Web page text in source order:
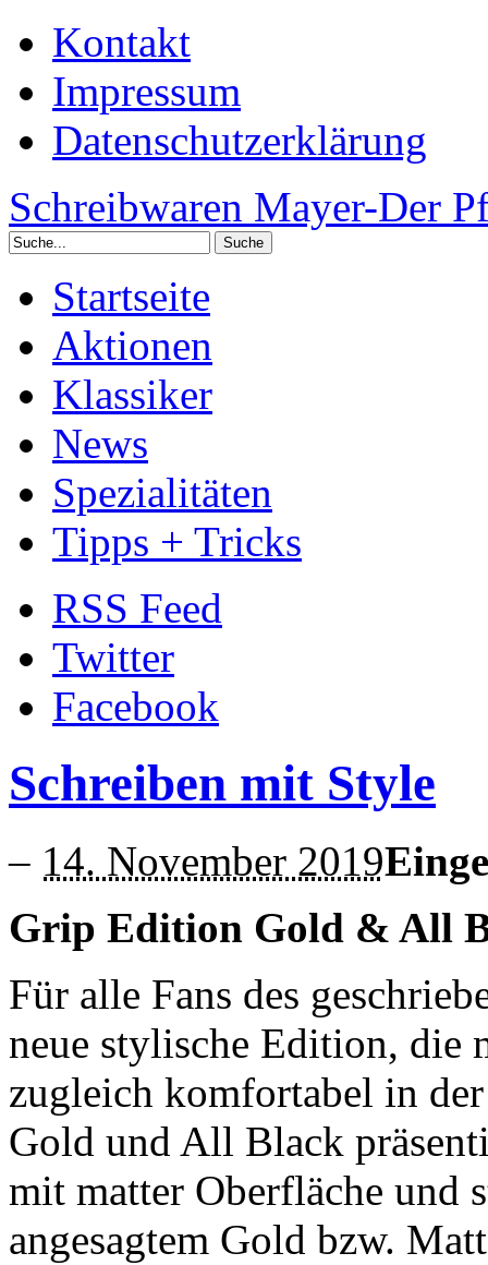
Kontakt
Impressum
Datenschutzerklärung
Schreibwaren Mayer-Der
Startseite
Aktionen
Klassiker
News
Spezialitäten
Tipps + Tricks
RSS Feed
Twitter
Facebook
Schreiben mit Style
– 14. November 2019
Grip Edition Gold & All
Für alle Fans des
neue stylische Edition, die
zugleich komfortabel in
Gold und All Black
mit matter Oberfläche und
angesagtem Gold bzw.